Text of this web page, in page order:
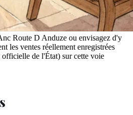
Route D Anduze ou envisagez d'y
les ventes réellement enregistrées
de l'État) sur cette voie